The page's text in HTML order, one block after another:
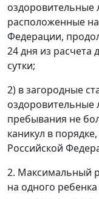
оздоровительные
расположенные
Федерации,
24 дня из расчета
сутки;
2) в загородные
оздоровительные
пребывания не
каникул в
Российской
2. Максимальный
на одного ребенка